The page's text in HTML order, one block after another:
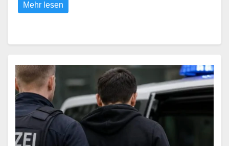
Mehr lesen